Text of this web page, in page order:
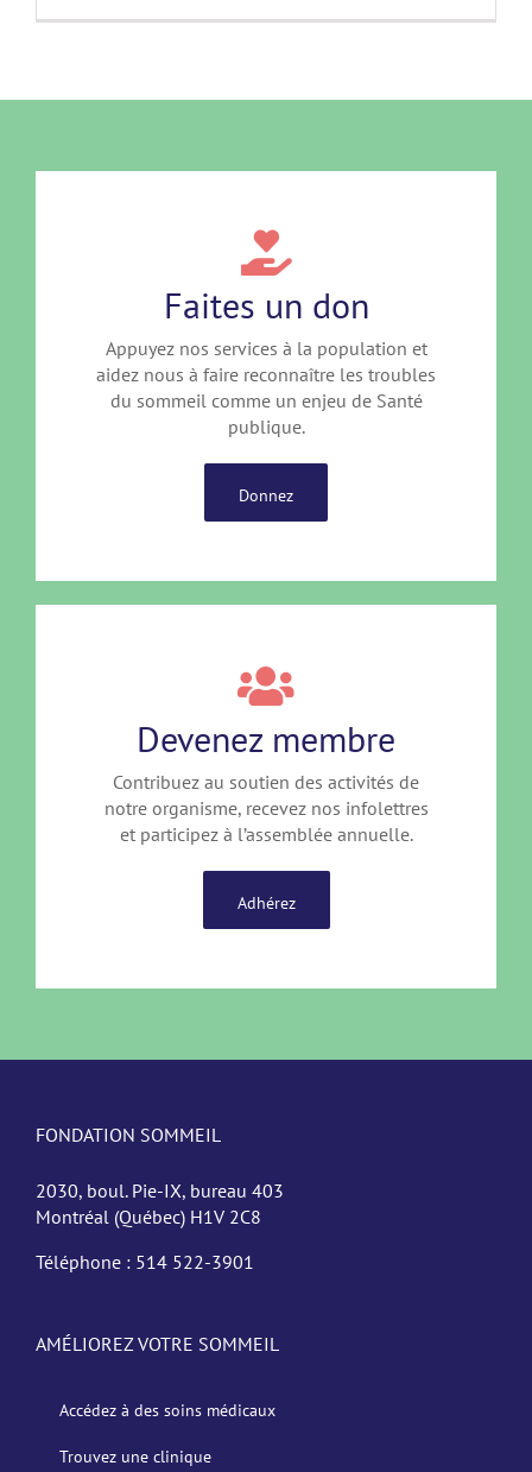
Faites un don
Appuyez nos services à la population et
aidez nous à faire reconnaître les troubles
du sommeil comme un enjeu de Santé
publique.
Donnez
Devenez membre
Contribuez au soutien des activités de
notre organisme, recevez nos infolettres
et participez à l’assemblée annuelle.
Adhérez
FONDATION SOMMEIL
2030, boul. Pie-IX, bureau 403
Montréal (Québec) H1V 2C8
Téléphone : 514 522-3901
AMÉLIOREZ VOTRE SOMMEIL
Accédez à des soins médicaux
Trouvez une clinique